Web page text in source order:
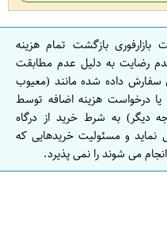
بازارفوری بازگشت تمام هزینه
رضایت به دلیل عدم مطابقت
سفارش داده شده مانند (معیوب
درخواست هزینه اضافه توسط
دیگر) به شرط خرید از درگاه
و مسئولیت خریدهایی که
می شوند را نمی پذیرد.